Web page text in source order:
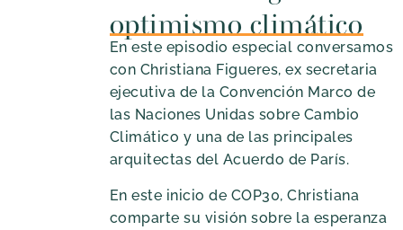
optimismo climático
En este episodio especial conversamos
con Christiana Figueres, ex secretaria
ejecutiva de la Convención Marco de
las Naciones Unidas sobre Cambio
Climático y una de las principales
arquitectas del Acuerdo de París.
En este inicio de COP30, Christiana
comparte su visión sobre la esperanza